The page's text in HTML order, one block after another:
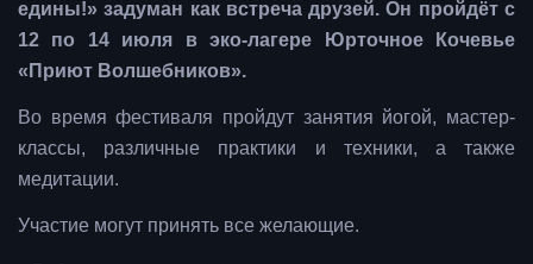
едины!» задуман как встреча друзей. Он пройдёт с
12 по 14 июля в эко-лагере Юрточное Кочевье
«Приют Волшебников».
Во время фестиваля пройдут занятия йогой, мастер-
классы, различные практики и техники, а также
медитации.
Участие могут принять все желающие.